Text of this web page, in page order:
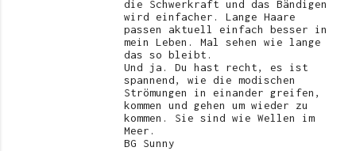
die Schwerkraft und das Bändigen
wird einfacher. Lange Haare
passen aktuell einfach besser in
mein Leben. Mal sehen wie lange
das so bleibt.
Und ja. Du hast recht, es ist
spannend, wie die modischen
Strömungen in einander greifen,
kommen und gehen um wieder zu
kommen. Sie sind wie Wellen im
Meer.
BG Sunny